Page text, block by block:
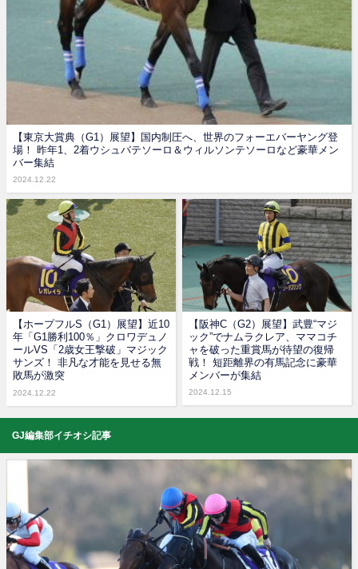
【東京大賞典（G1）展望】国内制圧へ、世界のフォーエバーヤング登
場！ 昨年1、2着ウシュバテソーロ＆ウィルソンテソーロなど豪華メン
バー集結
2024.12.22
【ホープフルS（G1）展望】近10
年「G1勝利100％」クロワデュノ
ールVS「2歳女王撃破」マジック
サンズ！ 非凡な才能を見せる無
敗馬が激突
2024.12.22
【阪神C（G2）展望】武豊“マジ
ック”でナムラクレア、ママコチ
ャを破った重賞馬が待望の復帰
戦！ 短距離界の有馬記念に豪華
メンバーが集結
2024.12.15
GJ編集部イチオシ記事